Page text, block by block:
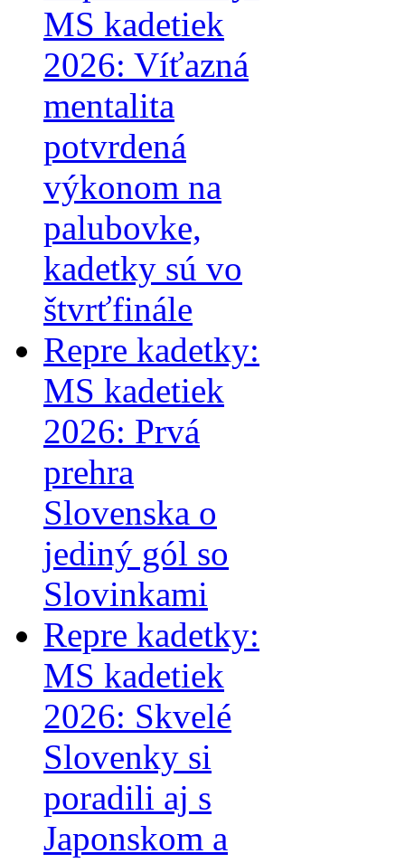
MS kadetiek
2026: Víťazná
mentalita
potvrdená
výkonom na
palubovke,
kadetky sú vo
štvrťfinále
Repre kadetky:
MS kadetiek
2026: Prvá
prehra
Slovenska o
jediný gól so
Slovinkami
Repre kadetky:
MS kadetiek
2026: Skvelé
Slovenky si
poradili aj s
Japonskom a